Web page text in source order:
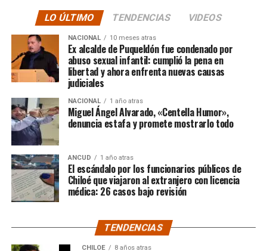
sino que se superó con creces. De hecho, el último
cómputo dado a conocer reveló la suma total de
$3.689.545.200.
Según Camila Gómez, el excedente de casi $200
millones sería destinadopara los costos médicos
asociados al suministro del Elevidys «porque los 3.500
millonessolo incluye el frasco del fármaco y no los
otros gastos relacionados con los tres meses del
tratamiento
«, indicó a Meganonoticias.cl
Pero, volviendo al principio, damos curso a una solicitud
imposible de especificar con exactitud pero que un
simple chequeo de los ánimos de la gente, se puede ver
como un anhelo mayúsculo el hecho de que esos casi
$200 millones sean destinados para Dante Jara, el
pequeño de año y medio cuyo padecimiento es el mismo
de Tomás Ross y, por si fuera poco, su padre, Fernando,
LO ÚLTIMO TENDENCIAS VIDEOS
NACIONAL 10 meses atras
Ex alcalde de Puqueldón fue condenado por
abuso sexual infantil: cumplió la pena en
libertad y ahora enfrenta nuevas causas
judiciales
NACIONAL 1 año atras
Miguel Ángel Alvarado, «Centella Humor»,
denuncia estafa y promete mostrarlo todo
ANCUD 1 año atras
El escándalo por los funcionarios públicos de
Chiloé que viajaron al extranjero con licencia
médica: 26 casos bajo revisión
TENDENCIAS
CHILOE 8 años atras